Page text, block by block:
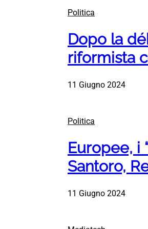
Politica
Dopo la
riformista
11 Giugno 2024
Politica
Europee, i
Santoro,
11 Giugno 2024